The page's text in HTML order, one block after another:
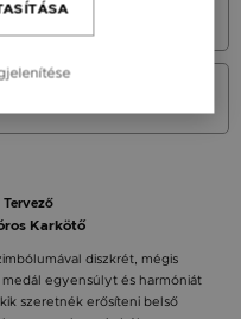
Tervező
Karkötő
diszkrét, mégis
egyensúlyt és harmóniát
szeretnék erősíteni belső